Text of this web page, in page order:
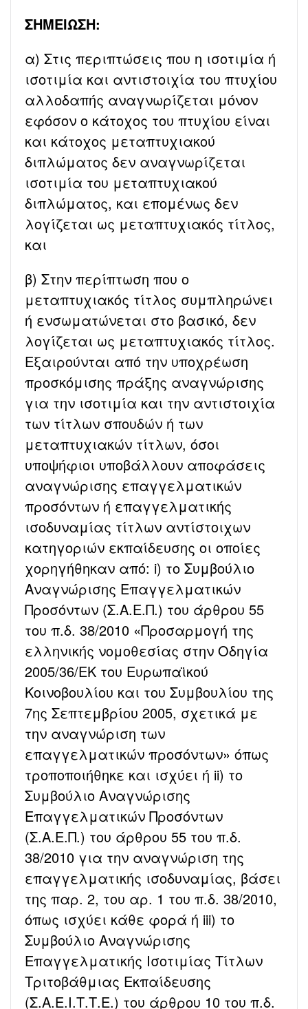
ΣΗΜΕΙΩΣΗ:
α) Στις περιπτώσεις που η ισοτιμία ή
ισοτιμία και αντιστοιχία του πτυχίου
αλλοδαπής αναγνωρίζεται μόνον
εφόσον ο κάτοχος του πτυχίου είναι
και κάτοχος μεταπτυχιακού
διπλώματος δεν αναγνωρίζεται
ισοτιμία του μεταπτυχιακού
διπλώματος, και επομένως δεν
λογίζεται ως μεταπτυχιακός τίτλος,
και
β) Στην περίπτωση που ο
μεταπτυχιακός τίτλος συμπληρώνει
ή ενσωματώνεται στο βασικό, δεν
λογίζεται ως μεταπτυχιακός τίτλος.
Εξαιρούνται από την υποχρέωση
προσκόμισης πράξης αναγνώρισης
για την ισοτιμία και την αντιστοιχία
των τίτλων σπουδών ή των
μεταπτυχιακών τίτλων, όσοι
υποψήφιοι υποβάλλουν αποφάσεις
αναγνώρισης επαγγελματικών
προσόντων ή επαγγελματικής
ισοδυναμίας τίτλων αντίστοιχων
κατηγοριών εκπαίδευσης οι οποίες
χορηγήθηκαν από: i) το Συμβούλιο
Αναγνώρισης Επαγγελματικών
Προσόντων (Σ.Α.Ε.Π.) του άρθρου 55
του π.δ. 38/2010 «Προσαρμογή της
ελληνικής νομοθεσίας στην Οδηγία
2005/36/ΕΚ του Ευρωπαϊκού
Κοινοβουλίου και του Συμβουλίου της
7ης Σεπτεμβρίου 2005, σχετικά με
την αναγνώριση των
επαγγελματικών προσόντων» όπως
τροποποιήθηκε και ισχύει ή ii) το
Συμβούλιο Αναγνώρισης
Επαγγελματικών Προσόντων
(Σ.Α.Ε.Π.) του άρθρου 55 του π.δ.
38/2010 για την αναγνώριση της
επαγγελματικής ισοδυναμίας, βάσει
της παρ. 2, του αρ. 1 του π.δ. 38/2010,
όπως ισχύει κάθε φορά ή iii) το
Συμβούλιο Αναγνώρισης
Επαγγελματικής Ισοτιμίας Τίτλων
Τριτοβάθμιας Εκπαίδευσης
(Σ.Α.Ε.Ι.Τ.Τ.Ε.) του άρθρου 10 του π.δ.